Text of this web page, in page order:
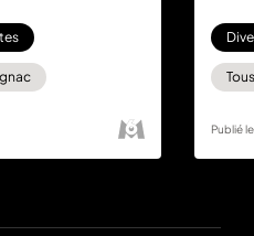
à 18:30 sur M6
Publié